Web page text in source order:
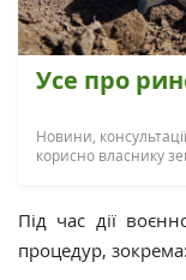
Усе про
Новини,
корисно власнику
Під час дії
процедур, зокрема: